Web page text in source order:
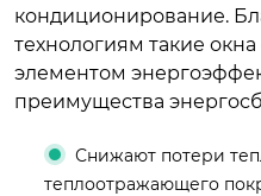
кондиционирование.
технологиям такие
элементом
преимущества
Снижают потери
теплоотражающего